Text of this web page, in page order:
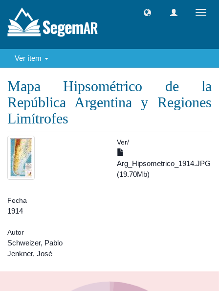
Ver ítem
Mapa Hipsométrico de la
República Argentina y Regiones
Limítrofes
Ver/
Arg_Hipsometrico_1914.JPG
(19.70Mb)
Fecha
1914
Autor
Schweizer, Pablo
Jenkner, José